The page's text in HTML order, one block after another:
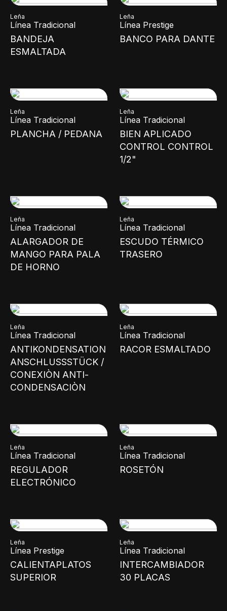
Leña
Línea Tradicional
BANDEJA
ESMALTADA
Leña
Línea Prestige
BANCO PARA DANTE
Leña
Línea Tradicional
PLANCHA / PEDANA
Leña
Línea Tradicional
BIEN APLICADO
CONTROL CONTROL
1/2"
Leña
Línea Tradicional
ALARGADOR DE
MANGO PARA PALA
DE HORNO
Leña
Línea Tradicional
ESCUDO TÉRMICO
TRASERO
Leña
Línea Tradicional
ANTIKONDENSATION
ANSCHLUSSSTÜCK /
CONEXIÒN ANTI-
CONDENSACIÒN
Leña
Línea Tradicional
RACOR ESMALTADO
Leña
Línea Tradicional
REGULADOR
ELECTRÓNICO
Leña
Línea Tradicional
ROSETÓN
Leña
Línea Prestige
CALIENTAPLATOS
SUPERIOR
Leña
Línea Tradicional
INTERCAMBIADOR
30 PLACAS